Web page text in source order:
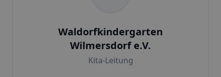
Waldorfkindergarten
Wilmersdorf e.V.
Kita-Leitung